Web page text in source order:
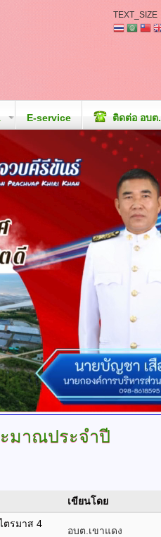
TEXT_SIZE
E-service ติดต่อ อบต.
มาณประจำปี
เขียนโดย
ตรมาส 4
อบต.เขาแดง